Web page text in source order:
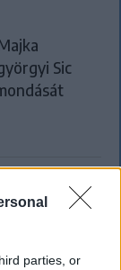
parties, or
Sic